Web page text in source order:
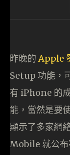
昨晚的Apple
Setup 功能，
有 iPhone 的
能，當然是要
顯示了多家網
Mobile 就公